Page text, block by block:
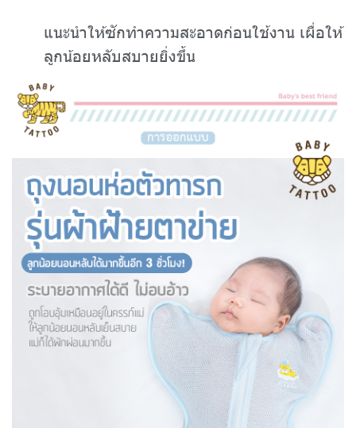
แนะนำให้ซักทำความสะอาดก่อนใช้งาน เผื่อให้
ลูกน้อยหลับสบายยิ่งขึ้น